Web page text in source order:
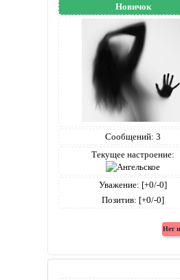
Новичок
Сообщений: 3
Текущее настроение:
Уважение: [+0/-0]
Позитив: [+0/-0]